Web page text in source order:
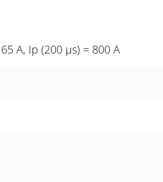
A, Ip (200 µs) = 800 A